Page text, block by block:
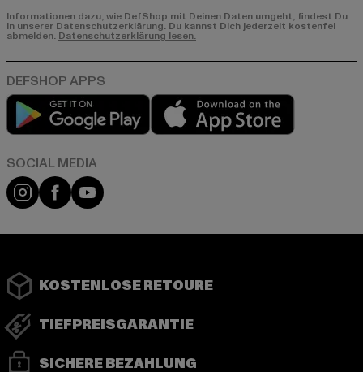
Informationen dazu, wie DefShop mit Deinen Daten umgeht, findest Du
in unserer Datenschutzerklärung. Du kannst Dich jederzeit kostenfei
abmelden. Datenschutzerklärung lesen.
Play market
Instagram
FacebookYouTube
KOSTENLOSE RETOURE
TIEFPREISGARANTIE
SICHERE BEZAHLUNG